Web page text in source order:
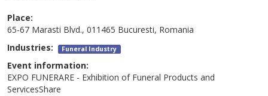
Place:
65-67 Marasti Blvd., 011465 Bucuresti, Romania
Industries: Funeral Industry
Event information:
EXPO FUNERARE - Exhibition of Funeral Products and
ServicesShare